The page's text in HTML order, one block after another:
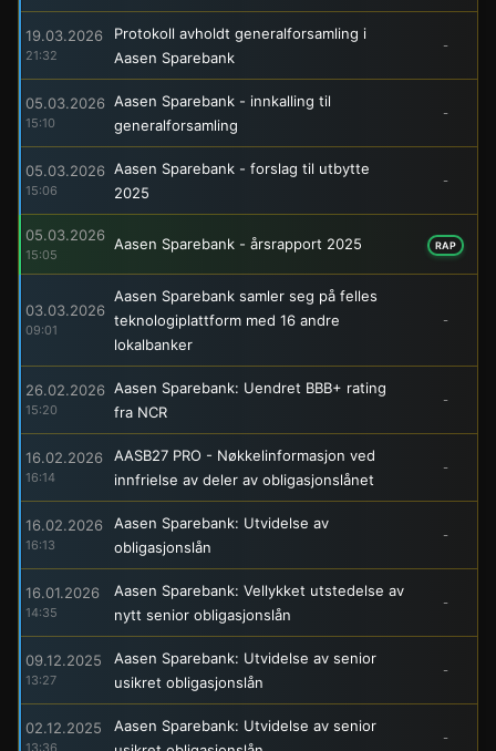
19.03.2026
21:32
Protokoll avholdt generalforsamling i
Aasen Sparebank
-
05.03.2026
15:10
Aasen Sparebank - innkalling til
generalforsamling
-
05.03.2026
15:06
Aasen Sparebank - forslag til utbytte
2025
-
05.03.2026
15:05
Aasen Sparebank - årsrapport 2025 RAP
03.03.2026
09:01
Aasen Sparebank samler seg på felles
teknologiplattform med 16 andre
lokalbanker
-
26.02.2026
15:20
Aasen Sparebank: Uendret BBB+ rating
fra NCR
-
16.02.2026
16:14
AASB27 PRO - Nøkkelinformasjon ved
innfrielse av deler av obligasjonslånet
-
16.02.2026
16:13
Aasen Sparebank: Utvidelse av
obligasjonslån
-
16.01.2026
14:35
Aasen Sparebank: Vellykket utstedelse av
nytt senior obligasjonslån
-
09.12.2025
13:27
Aasen Sparebank: Utvidelse av senior
usikret obligasjonslån
-
02.12.2025
13:36
Aasen Sparebank: Utvidelse av senior
-